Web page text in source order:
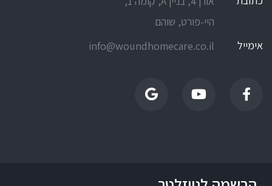
היי-פורט, שוהם
אימייל
info@woundhomecare.co.il